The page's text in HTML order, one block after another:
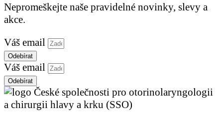
Nepromeškejte naše pravidelné novinky, slevy a
akce.
Váš email
Odebírat
Váš email
Odebírat